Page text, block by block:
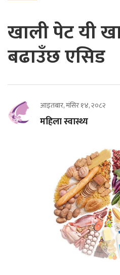
खाली पेट यी
बढाउँछ एसिड
आइतबार, मंसिर १४, २०८२
महिला स्वास्थ्य